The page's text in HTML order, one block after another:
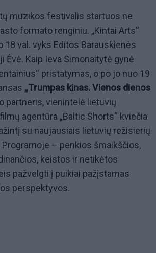
muzikos festivalis startuos ne
formato renginiu. „Kintai Arts“
18 val. vyks Editos Barauskienės
Ėvė. Kaip Ieva Simonaitytė gynė
pristatymas, o po jo nuo 19
„Trumpas kinas. Vienos dienos
partneris, vienintelė lietuvių
agentūra „Baltic Shorts“ kviečia
su naujausiais lietuvių režisierių
– penkios šmaikščios,
keistos ir netikėtos
pažvelgti į puikiai pažįstamas
perspektyvos.